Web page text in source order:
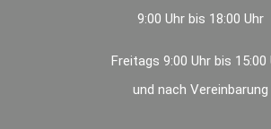
9:00 Uhr bis 18:00 Uhr
Freitags 9:00 Uhr bis 15:00
und nach Vereinbarung